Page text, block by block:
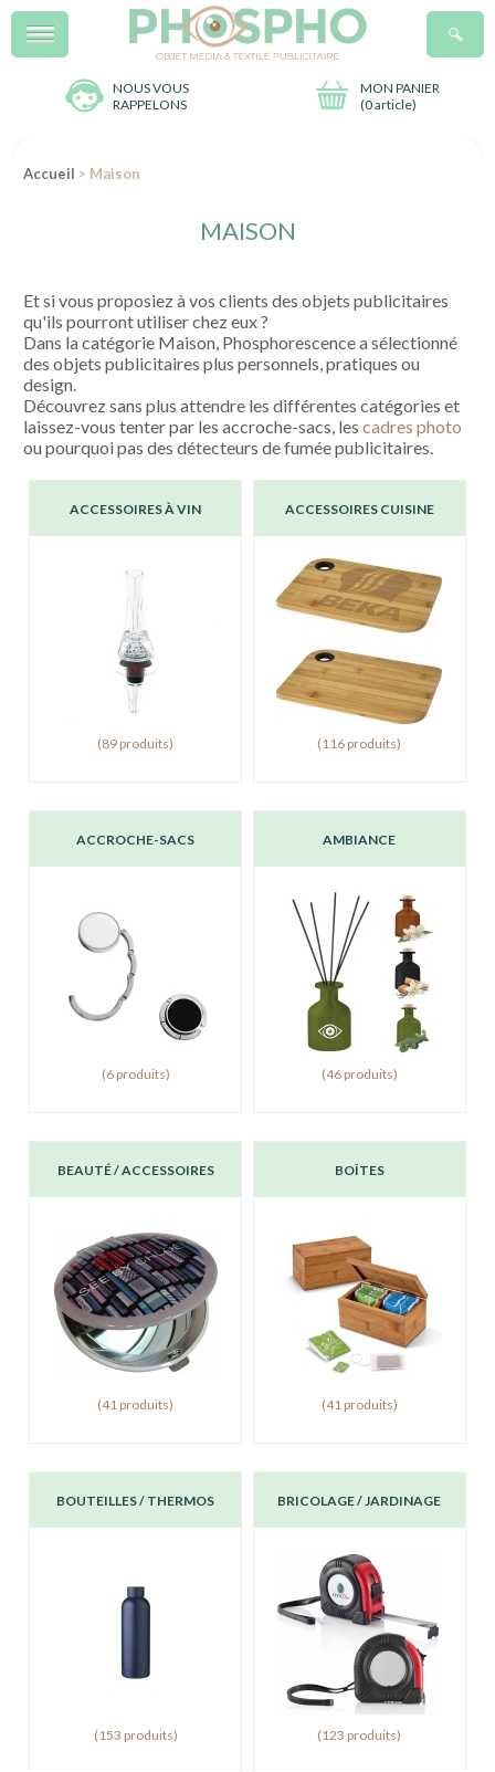
NOUS VOUS
RAPPELONS
MON PANIER
(0 article)
Menu
Accueil > Maison
MAISON
Et si vous proposiez à vos clients des objets publicitaires
qu'ils pourront utiliser chez eux ?
Dans la catégorie Maison, Phosphorescence a sélectionné
des objets publicitaires plus personnels, pratiques ou
design.
Découvrez sans plus attendre les différentes catégories et
laissez-vous tenter par les accroche-sacs, lescadres photo
ou pourquoi pas des détecteurs de fumée publicitaires.
ACCESSOIRES À VIN
(89 produits)
ACCESSOIRES CUISINE
(116 produits)
ACCROCHE-SACS
(6 produits)
AMBIANCE
(46 produits)
BEAUTÉ / ACCESSOIRES
(41 produits)
BOÎTES
(41 produits)
BOUTEILLES / THERMOS
(153 produits)
BRICOLAGE / JARDINAGE
(123 produits)